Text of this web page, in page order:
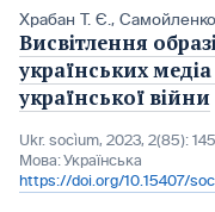
Храбан Т. Є.,
Висвітлення
українських
української війни
Ukr. socìum, 2023, 2(85):
Мова:Українська
https://doi.org/10.15407/